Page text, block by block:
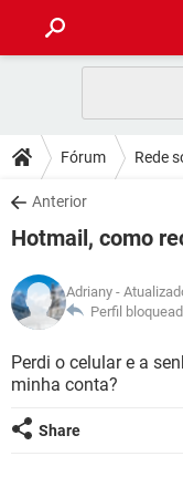
CELULAR
OUTLOOK
INSTAGRAM
GUIA DE COMPRAS
DICAS
JOGOS
INSTAGRAM
GUIA DE COMPRAS
DOWNLOADS
JOGOS
CELULAR
OUTLOOK
INSTAGRAM
GUIA DE COMPRAS
JOGOS
CELULAR
OUTLOOK
GLOSSÁRIO
JOGOS
CELULAR
OUTLOOK
Fórum Rede
Anterior
Hotmail, como
Adriany -
Perfil
Perdi o celular e a
minha conta?
Share